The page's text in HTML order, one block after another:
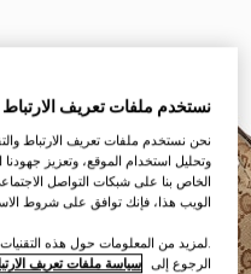
نستخدم ملفات تعريف الارتباط
نحن نستخدم ملفات تعريف الارتباط
وتحليل استخدام الموقع، وتعزيز
الخاص بنا على شبكات التواصل
الويب هذا، فإنك توافق على شروط
.لمزيد من المعلومات حول هذه
الرجوع إلى سياسة ملفات تعريف